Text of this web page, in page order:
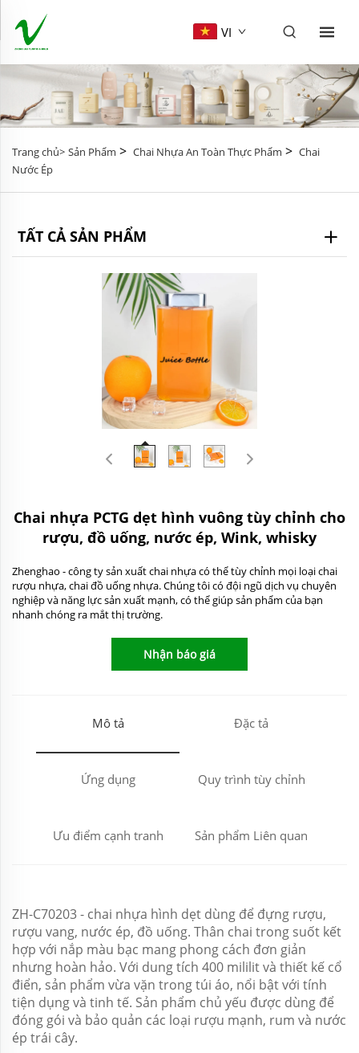
VI
Trang chủ> Sản Phẩm > Chai Nhựa An Toàn Thực Phẩm > Chai
Nước Ép
TẤT CẢ SẢN PHẨM
Chai nhựa PCTG dẹt hình vuông tùy chỉnh cho
rượu, đồ uống, nước ép, Wink, whisky
Zhenghao - công ty sản xuất chai nhựa có thể tùy chỉnh mọi loại chai
rượu nhựa, chai đồ uống nhựa. Chúng tôi có đội ngũ dịch vụ chuyên
nghiệp và năng lực sản xuất mạnh, có thể giúp sản phẩm của bạn
nhanh chóng ra mắt thị trường.
Nhận báo giá
Mô tả Đặc tả
Ứng dụng Quy trình tùy chỉnh
Ưu điểm cạnh tranh Sản phẩm Liên quan
ZH-C70203 - chai nhựa hình dẹt dùng để đựng rượu,
rượu vang, nước ép, đồ uống. Thân chai trong suốt kết
hợp với nắp màu bạc mang phong cách đơn giản
nhưng hoàn hảo. Với dung tích 400 mililit và thiết kế cổ
điển, sản phẩm vừa vặn trong túi áo, nổi bật với tính
tiện dụng và tinh tế. Sản phẩm chủ yếu được dùng để
đóng gói và bảo quản các loại rượu mạnh, rum và nước
ép trái cây.